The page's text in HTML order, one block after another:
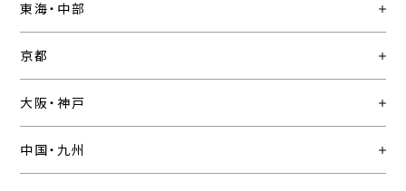
東海・中部
京都
大阪・神戸
中国・九州